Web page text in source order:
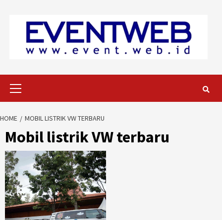
HOME MOBIL LISTRIK VW TERBARU
Mobil listrik VW terbaru